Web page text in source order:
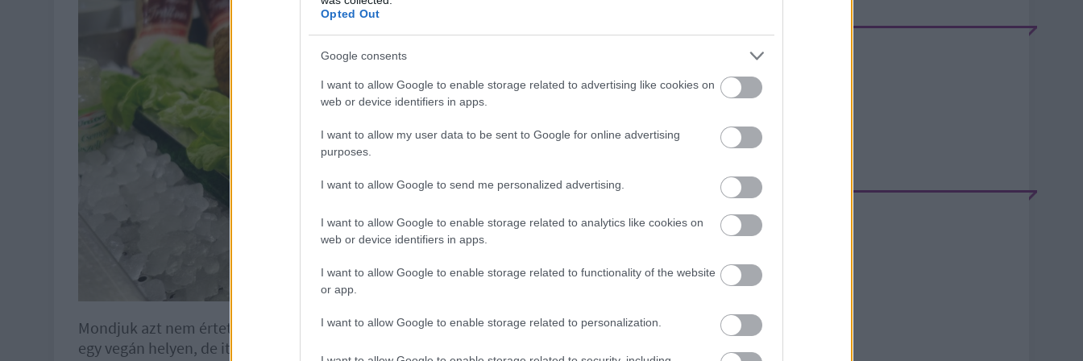
Opted Out
Google consents
I want to allow Google to enable storage related to advertising like cookies on
web or device identifiers in apps.
I want to allow my user data to be sent to Google for online advertising
purposes.
I want to allow Google to send me personalized advertising.
I want to allow Google to enable storage related to analytics like cookies on
web or device identifiers in apps.
I want to allow Google to enable storage related to functionality of the website
or app.
I want to allow Google to enable storage related to personalization.
Mondjuk azt nem értettem, miért kell leutánozni egy állat főtt izmának formáját és állagát
egy vegán helyen, de itt ez történt, méghozzá élethűen. Sőt, az állag is stimmelt: egy rágós
Atom
BELÉPÉS